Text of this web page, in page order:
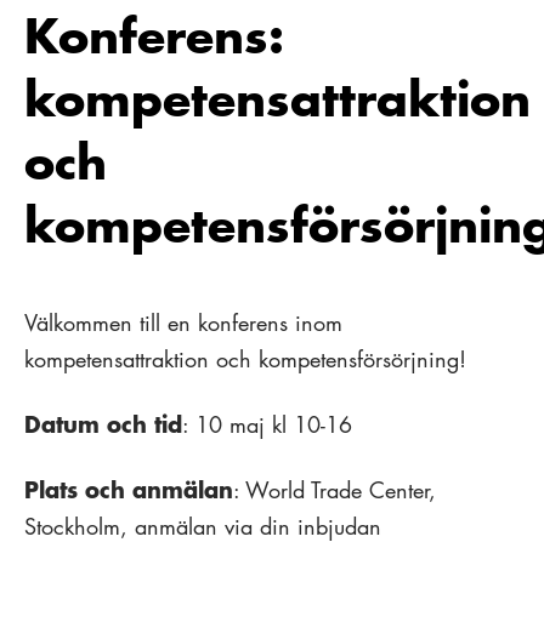
Konferens:
kompetensattraktion
och
Välkommen till en konferens inom
kompetensattraktion och kompetensförsörjning!
Datum och tid: 10 maj kl 10-16
Plats och anmälan: World Trade Center,
Stockholm, anmälan via din inbjudan